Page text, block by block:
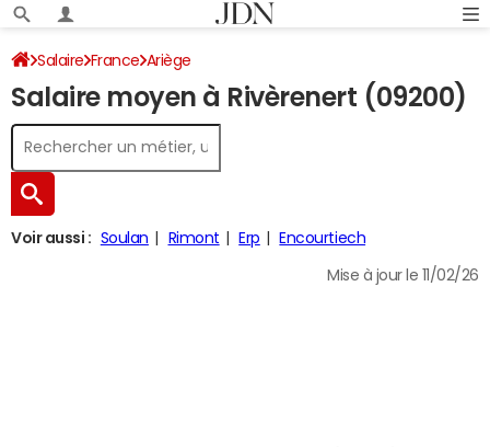
Salaire France Ariège
Salaire moyen à Rivèrenert (09200)
Voir aussi : Soulan Rimont Erp Encourtiech
Mise à jour le 11/02/26